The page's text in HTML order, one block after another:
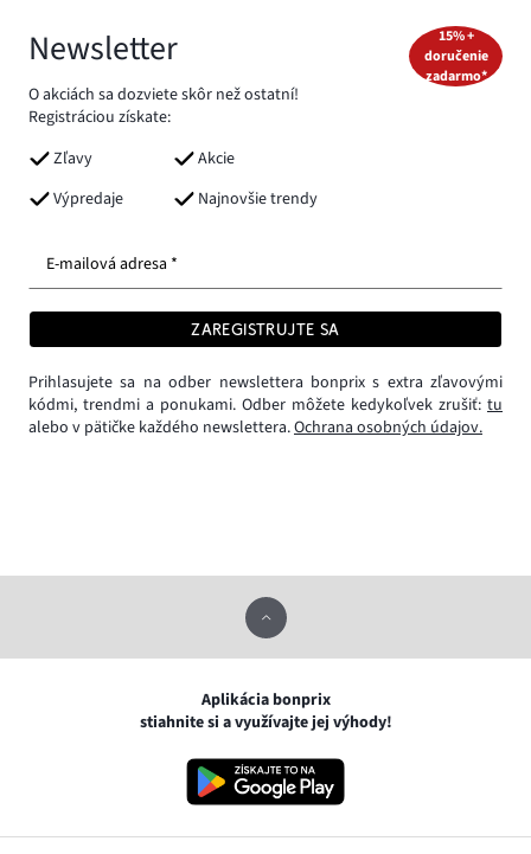
Newsletter
O akciách sa dozviete skôr než ostatní!
Registráciou získate:
Zľavy
Akcie
Výpredaje
Najnovšie trendy
15% +
doručenie
zadarmo*
E-mailová adresa *
ZAREGISTRUJTE SA
Prihlasujete sa na odber newslettera bonprix s extra zľavovými
kódmi, trendmi a ponukami. Odber môžete kedykoľvek zrušiť: tu
alebo v pätičke každého newslettera.Ochrana osobných údajov.
Aplikácia bonprix
stiahnite si a využívajte jej výhody!